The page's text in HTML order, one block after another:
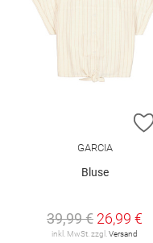
GARCIA
Bluse
39,99 € 26,99 €
inkl. MwSt. zzgl. Versand